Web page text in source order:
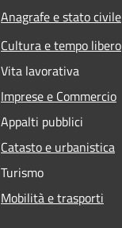
Anagrafe e stato civile
Cultura e tempo libero
Vita lavorativa
Imprese e Commercio
Appalti pubblici
Catasto e urbanistica
Turismo
Mobilità e trasporti